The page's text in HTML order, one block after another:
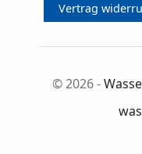
Vertrag
© 2026 -